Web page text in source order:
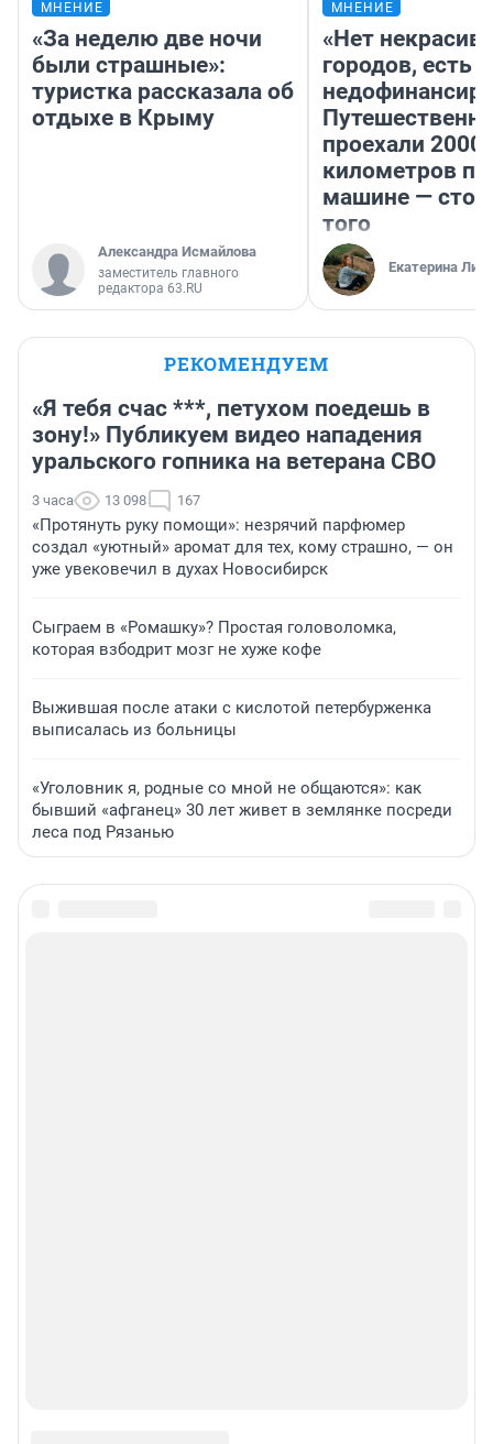
МНЕНИЕ
«За неделю две ночи
были страшные»:
туристка рассказала об
отдыхе в Крыму
Александра Исмайлова
заместитель главного
редактора 63.RU
МНЕНИЕ
«Нет
городов, есть
проехали 2000
километров по
машине —
того
Екатерина
РЕКОМЕНДУЕМ
«Я тебя счас ***, петухом поедешь в
зону!» Публикуем видео нападения
уральского гопника на ветерана СВО
3 часа 13 098 167
«Протянуть руку помощи»: незрячий парфюмер
создал «уютный» аромат для тех, кому страшно, — он
уже увековечил в духах Новосибирск
Сыграем в «Ромашку»? Простая головоломка,
которая взбодрит мозг не хуже кофе
Выжившая после атаки с кислотой петербурженка
выписалась из больницы
«Уголовник я, родные со мной не общаются»: как
бывший «афганец» 30 лет живет в землянке посреди
леса под Рязанью